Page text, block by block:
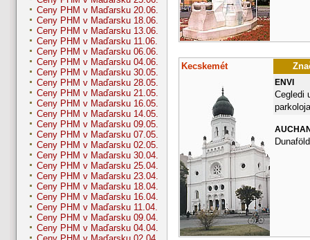
Ceny PHM v Maďarsku 20.06.
Ceny PHM v Maďarsku 18.06.
Ceny PHM v Maďarsku 13.06.
Ceny PHM v Maďarsku 11.06.
Ceny PHM v Maďarsku 06.06.
Ceny PHM v Maďarsku 04.06.
Ceny PHM v Maďarsku 30.05.
Ceny PHM v Maďarsku 28.05.
Ceny PHM v Maďarsku 21.05.
Ceny PHM v Maďarsku 16.05.
Ceny PHM v Maďarsku 14.05.
Ceny PHM v Maďarsku 09.05.
Ceny PHM v Maďarsku 07.05.
Ceny PHM v Maďarsku 02.05.
Ceny PHM v Maďarsku 30.04.
Ceny PHM v Maďarsku 25.04.
Ceny PHM v Maďarsku 23.04.
Ceny PHM v Maďarsku 18.04.
Ceny PHM v Maďarsku 16.04.
Ceny PHM v Maďarsku 11.04.
Ceny PHM v Maďarsku 09.04.
Ceny PHM v Maďarsku 04.04.
Kecskemét
ENVI
Cegledi